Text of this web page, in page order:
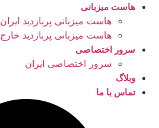
هاست میزبانی
هاست میزبانی پربازدید ایران
هاست میزبانی پربازدید خارج
سرور اختصاصی
سرور اختصاصی ایران
وبلاگ
تماس با ما